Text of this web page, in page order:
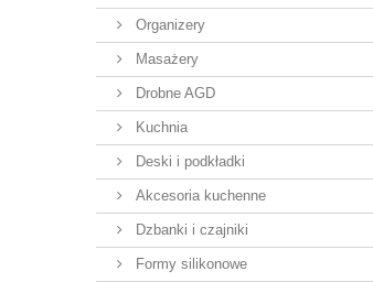
Organizery
Masażery
Drobne AGD
Kuchnia
Deski i podkładki
Akcesoria kuchenne
Dzbanki i czajniki
Formy silikonowe